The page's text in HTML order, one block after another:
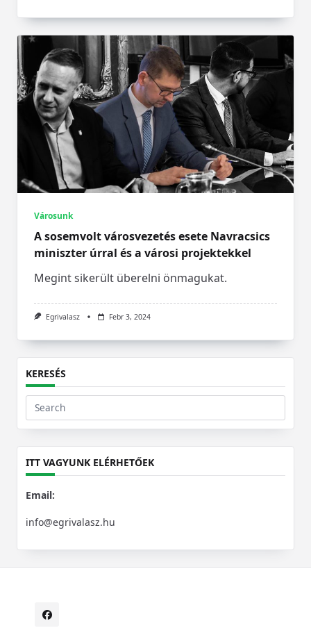
Városunk
A sosemvolt városvezetés esete Navracsics
miniszter úrral és a városi projektekkel
Megint sikerült überelni önmagukat.
Egrivalasz Febr 3, 2024
KERESÉS
Search
for:
ITT VAGYUNK ELÉRHETŐEK
Email:
info@egrivalasz.hu